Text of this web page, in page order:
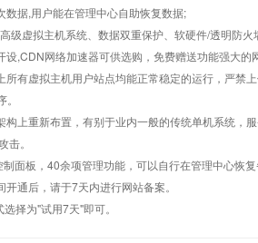
数据,用户能在管理中心自助恢复数据;
级虚拟主机系统、数据双重保护、软硬件/透明防火
设,CDN网络加速器可供选购，免费赠送功能强大
所有虚拟主机用户站点均能正常稳定的运行，严禁
构上重新布置，有别于业内一般的传统单机系统，
。
面板，40余项管理功能，可以自行在管理中心恢
通后，请于7天内进行网站备案。
择为"试用7天"即可。